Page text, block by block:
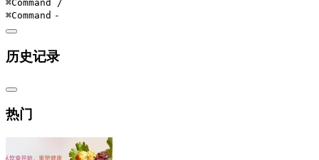
⌘Command /
⌘Command -
历史记录
热门